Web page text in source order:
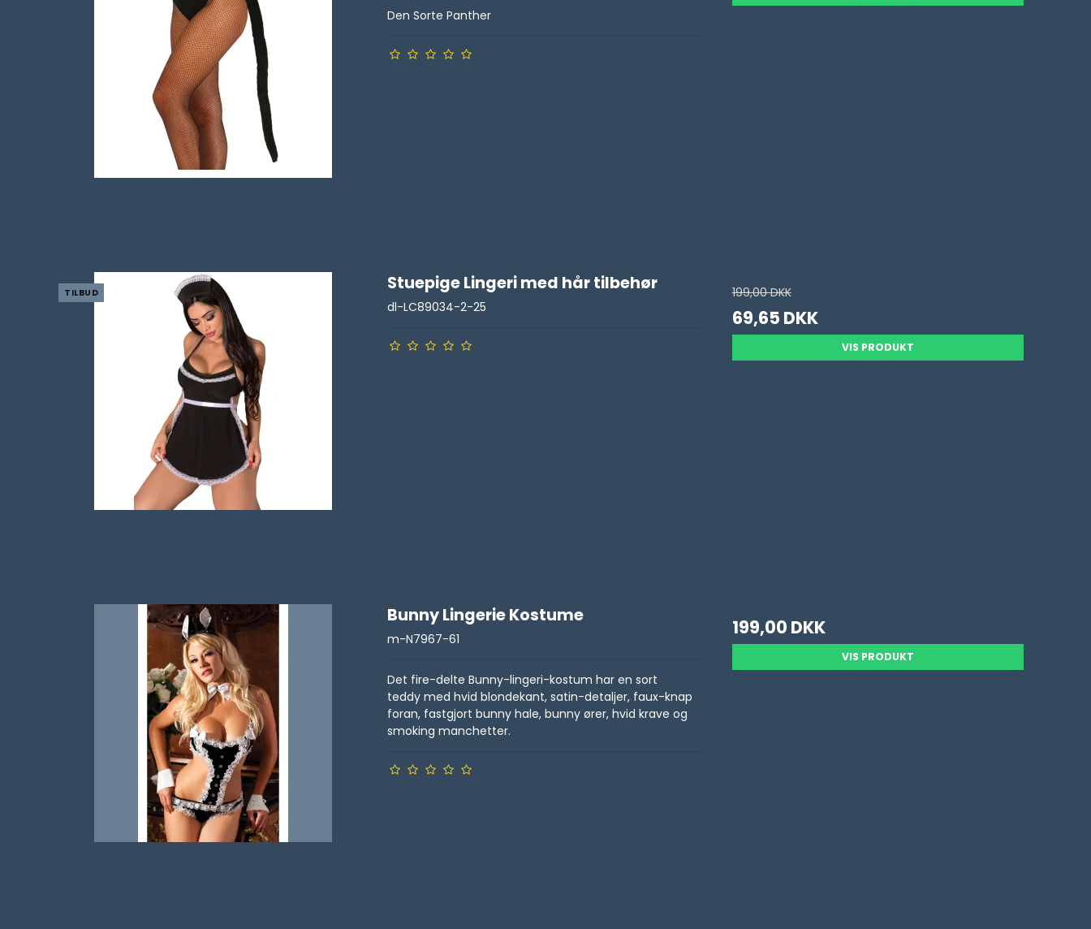
Den Sorte Panther
TILBUD Stuepige Lingeri med hår tilbehør
dl-LC89034-2-25
199,00 DKK
69,65 DKK
VIS PRODUKT
Bunny Lingerie Kostume
m-N7967-61
Det fire-delte Bunny-lingeri-kostum har en sort
teddy med hvid blondekant, satin-detaljer, faux-knap
foran, fastgjort bunny hale, bunny ører, hvid krave og
smoking manchetter.
199,00 DKK
VIS PRODUKT